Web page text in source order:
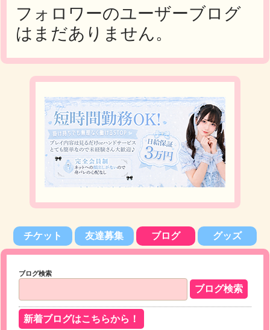
フォロワーのユーザーブログ
はまだありません。
チケット 友達募集 ブログ グッズ
ブログ検索
新着ブログはこちらから！